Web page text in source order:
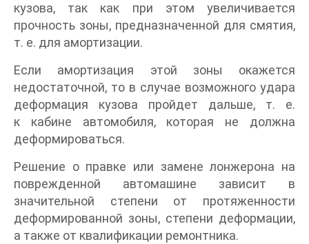
кузова, так как при этом увеличивается
прочность зоны, предназначенной для смятия,
т. е. для амортизации.
Если амортизация этой зоны окажется
недостаточной, то в случае возможного удара
деформация кузова пройдет дальше, т. е.
к кабине автомобиля, которая не должна
деформироваться.
Решение о правке или замене лонжерона на
поврежденной автомашине зависит в
значительной степени от протяженности
деформированной зоны, степени деформации,
а также от квалификации ремонтника.